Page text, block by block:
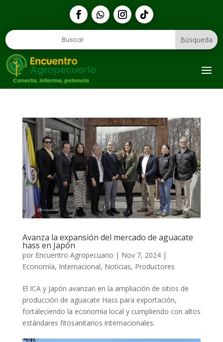
Avanza la expansión del mercado de aguacate
hass en Japón
por Encuentro Agropecuario | Nov 7, 2024|
Economía, Internacional, Noticias, Productores
El ICA y Japón avanzan en la ampliación de sitios de
producción de aguacate Hass para exportación,
fortaleciendo la economía local y cumpliendo con altos
estándares fitosanitarios internacionales.